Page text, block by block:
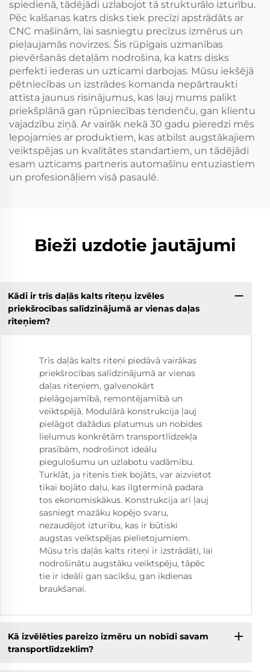
spiedienā, tādējādi uzlabojot tā strukturālo izturību.
Pēc kalšanas katrs disks tiek precīzi apstrādāts ar
CNC mašīnām, lai sasniegtu precīzus izmērus un
pieļaujamās novirzes. Šis rūpīgais uzmanības
pievēršanās detaļām nodrošina, ka katrs disks
perfekti iederas un uzticami darbojas. Mūsu iekšējā
pētniecības un izstrādes komanda nepārtraukti
attīsta jaunus risinājumus, kas ļauj mums palikt
priekšplānā gan rūpniecības tendenču, gan klientu
vajadzību ziņā. Ar vairāk nekā 30 gadu pieredzi mēs
lepojamies ar produktiem, kas atbilst augstākajiem
veiktspējas un kvalitātes standartiem, un tādējādi
esam uzticams partneris automašīnu entuziastiem
un profesionāļiem visā pasaulē.
Bieži uzdotie jautājumi
Kādi ir trīs daļās kalts riteņu izvēles
priekšrocības salīdzinājumā ar vienas daļas
riteņiem?
Trīs daļās kalts riteņi piedāvā vairākas
priekšrocības salīdzinājumā ar vienas
daļas riteņiem, galvenokārt
pielāgojamībā, remontējamībā un
veiktspējā. Modulārā konstrukcija ļauj
pielāgot dažādus platumus un nobīdes
lielumus konkrētām transportlīdzekļa
prasībām, nodrošinot ideālu
piegulošumu un uzlabotu vadāmību.
Turklāt, ja ritenis tiek bojāts, var aizvietot
tikai bojāto daļu, kas ilgtermiņā padara
tos ekonomiskākus. Konstrukcija arī ļauj
sasniegt mazāku kopējo svaru,
nezaudējot izturību, kas ir būtiski
augstas veiktspējas pielietojumiem.
Mūsu trīs daļās kalts riteņi ir izstrādāti, lai
nodrošinātu augstāku veiktspēju, tāpēc
tie ir ideāli gan sacīkšu, gan ikdienas
braukšanai.
Kā izvēlēties pareizo izmēru un nobīdi savam
transportlīdzeklim?